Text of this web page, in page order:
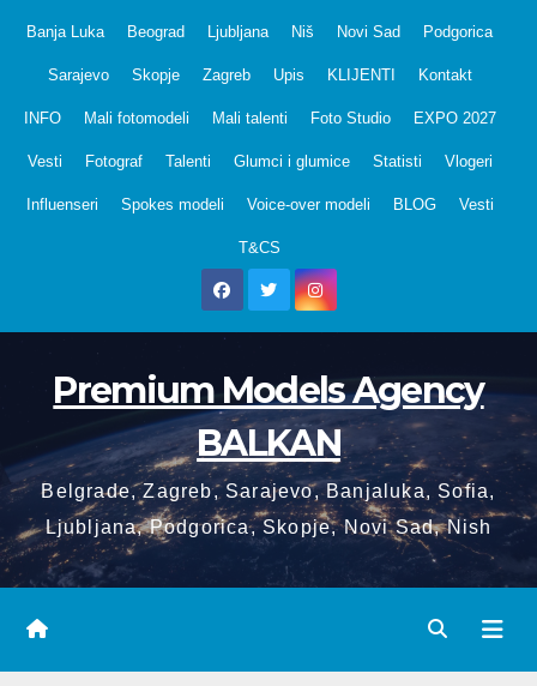
Banja Luka Beograd Ljubljana Niš Novi Sad Podgorica
Sarajevo Skopje Zagreb Upis KLIJENTI Kontakt
INFO Mali fotomodeli Mali talenti Foto Studio EXPO 2027
Vesti Fotograf Talenti Glumci i glumice Statisti Vlogeri
Influenseri Spokes modeli Voice-over modeli BLOG Vesti
T&CS
Premium Models Agency
BALKAN
Belgrade, Zagreb, Sarajevo, Banjaluka, Sofia,
Ljubljana, Podgorica, Skopje, Novi Sad, Nish